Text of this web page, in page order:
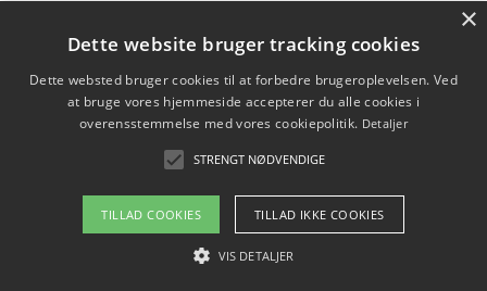
klimaændringer
Hvordan citater om fossile brændstoffer kan ændre
Copyright 2026 - Pilanto Aps
Om / kontakt
×
Dette website bruger tracking cookies
Dette websted bruger cookies til at forbedre brugeroplevelsen. Ved
at bruge vores hjemmeside accepterer du alle cookies i
overensstemmelse med vores cookiepolitik. Detaljer
STRENGT NØDVENDIGE
TILLAD COOKIES TILLAD IKKE COOKIES
VIS DETALJER